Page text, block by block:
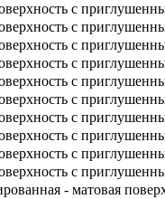
с
с
с
с
с
с
с
с
с
с
- матовая